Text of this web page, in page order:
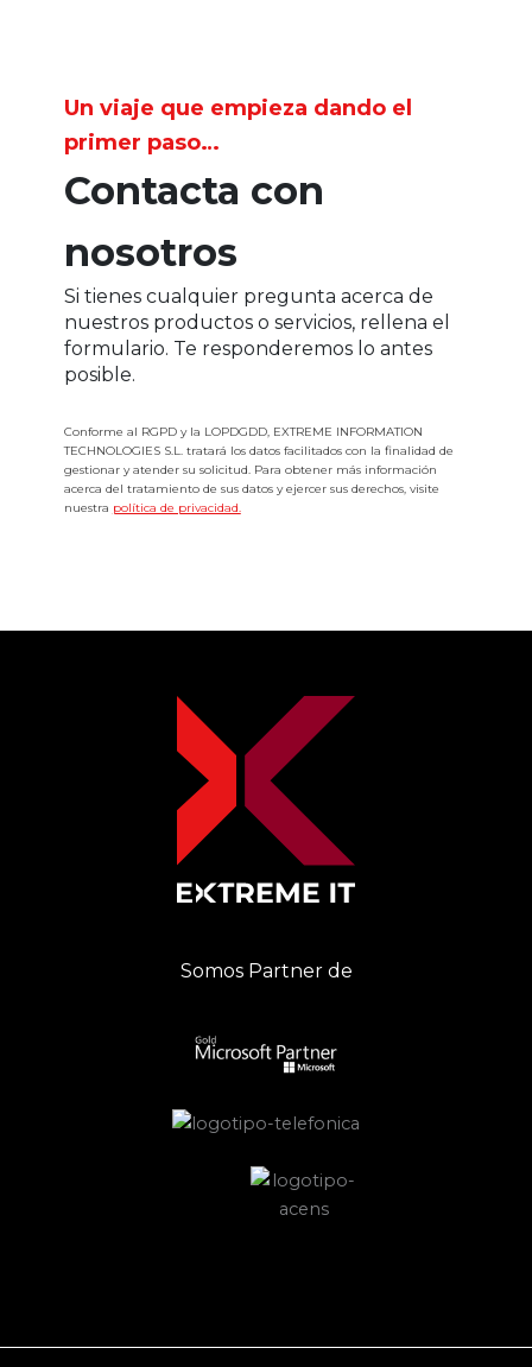
Un viaje que empieza dando el
primer paso…
Contacta con
nosotros
Si tienes cualquier pregunta acerca de
nuestros productos o servicios, rellena el
formulario. Te responderemos lo antes
posible.
Conforme al RGPD y la LOPDGDD, EXTREME INFORMATION
TECHNOLOGIES S.L. tratará los datos facilitados con la finalidad de
gestionar y atender su solicitud. Para obtener más información
acerca del tratamiento de sus datos y ejercer sus derechos, visite
nuestra política de privacidad.
Somos Partner de